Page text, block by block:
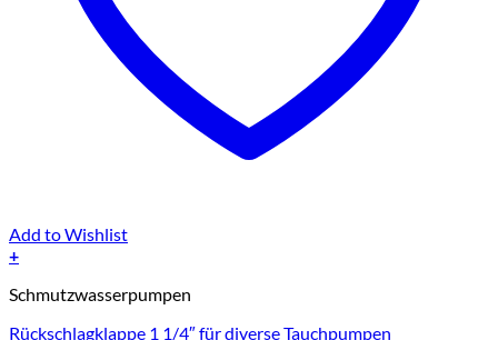
Add to Wishlist
+
Schmutzwasserpumpen
Rückschlagklappe 1 1/4″ für diverse Tauchpumpen